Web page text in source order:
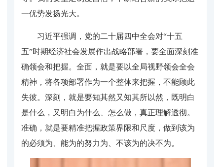
一优势发扬光大。
习近平强调，党的二十届四中全会对“十五
五”时期经济社会发展作出战略部署，要全面深刻准
确领会和把握。全面，就是要以全局视野领会全会
精神，将各项部署作为一个整体来把握，不能顾此
失彼。深刻，就是要知其然又知其所以然，既明白
是什么，又明白为什么、怎么做，真正理解透彻。
准确，就是要精准把握政策界限和尺度，做到该为
的必须为、能为的努力为、不该为的决不为。